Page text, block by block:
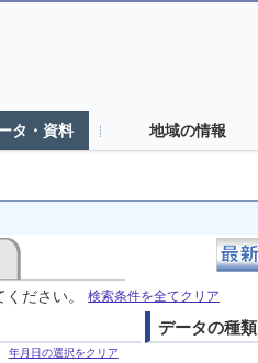
タ・資料 地域の情報
ださい。 検索条件を全てクリア
年月日の選択をクリア
データの種類